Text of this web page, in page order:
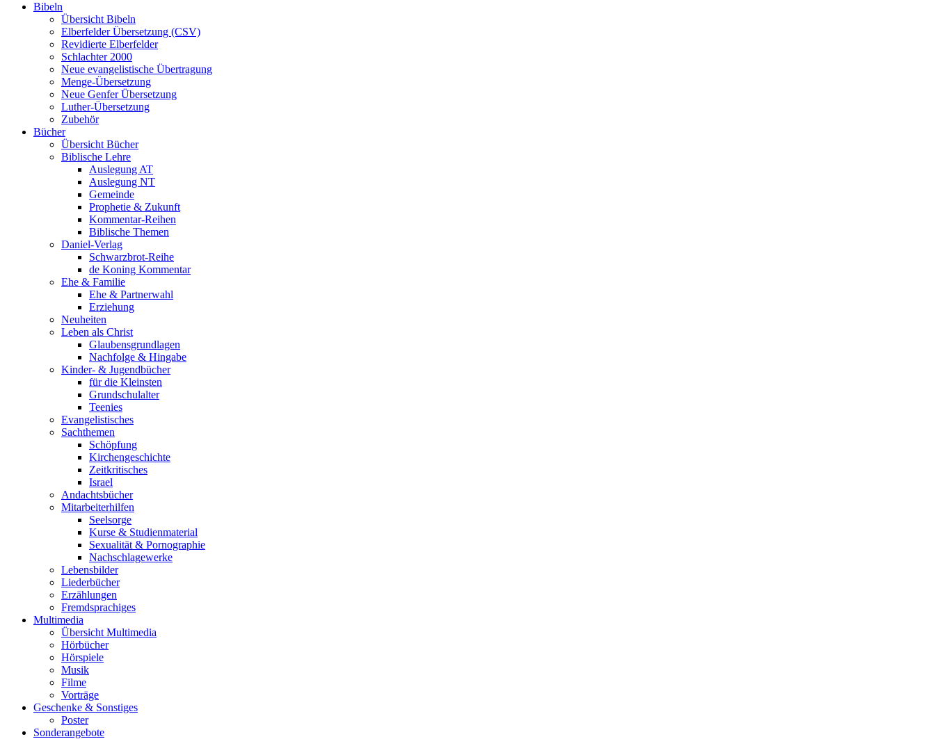
Bibeln
Übersicht Bibeln
Elberfelder Übersetzung (CSV)
Revidierte Elberfelder
Schlachter 2000
Neue evangelistische Übertragung
Menge-Übersetzung
Neue Genfer Übersetzung
Luther-Übersetzung
Zubehör
Bücher
Übersicht Bücher
Biblische Lehre
Auslegung AT
Auslegung NT
Gemeinde
Prophetie & Zukunft
Kommentar-Reihen
Biblische Themen
Daniel-Verlag
Schwarzbrot-Reihe
de Koning Kommentar
Ehe & Familie
Ehe & Partnerwahl
Erziehung
Neuheiten
Leben als Christ
Glaubensgrundlagen
Nachfolge & Hingabe
Kinder- & Jugendbücher
für die Kleinsten
Grundschulalter
Teenies
Evangelistisches
Sachthemen
Schöpfung
Kirchengeschichte
Zeitkritisches
Israel
Andachtsbücher
Mitarbeiterhilfen
Seelsorge
Kurse & Studienmaterial
Sexualität & Pornographie
Nachschlagewerke
Lebensbilder
Liederbücher
Erzählungen
Fremdsprachiges
Multimedia
Übersicht Multimedia
Hörbücher
Hörspiele
Musik
Filme
Vorträge
Geschenke & Sonstiges
Poster
Sonderangebote